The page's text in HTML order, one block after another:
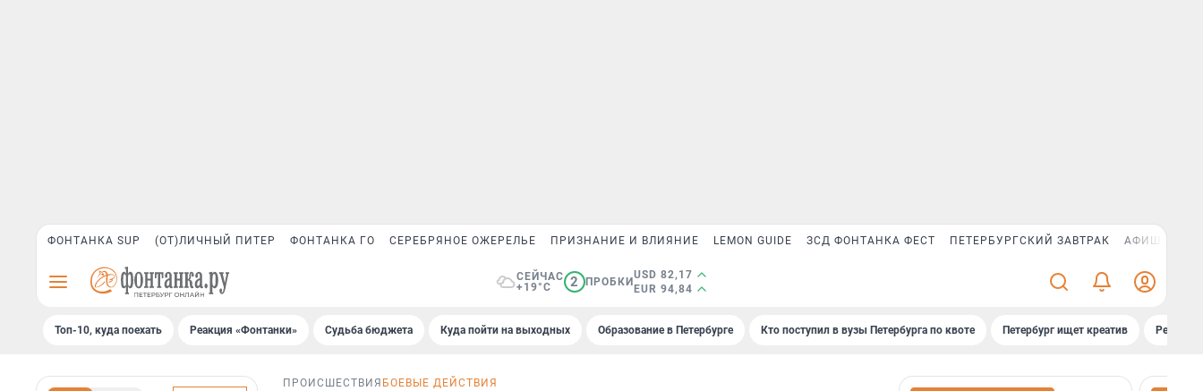
ФОНТАНКА SUP (ОТ)ЛИЧНЫЙ ПИТЕР ФОНТАНКА ГО СЕРЕБРЯНОЕ ОЖЕРЕЛЬЕ ПРИЗНАНИЕ И ВЛИЯНИЕ LEMON GUIDE ЗСД ФОНТАНКА ФЕСТ ПЕТЕРБУРГСКИЙ ЗАВТРАК АФИША PLUS
СЕЙЧАС
+19°C
2 ПРОБКИ
USD 82,17
EUR 94,84
Топ-10, куда поехать Реакция «Фонтанки» Судьба бюджета Куда пойти на выходных Образование в Петербурге Кто поступил в вузы Петербурга по квоте Петербург ищет креатив
ПРОИСШЕСТВИЯ БОЕВЫЕ ДЕЙСТВИЯ